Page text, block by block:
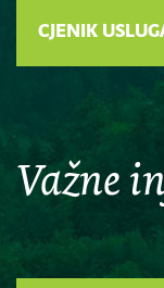
CJENIK
Važne